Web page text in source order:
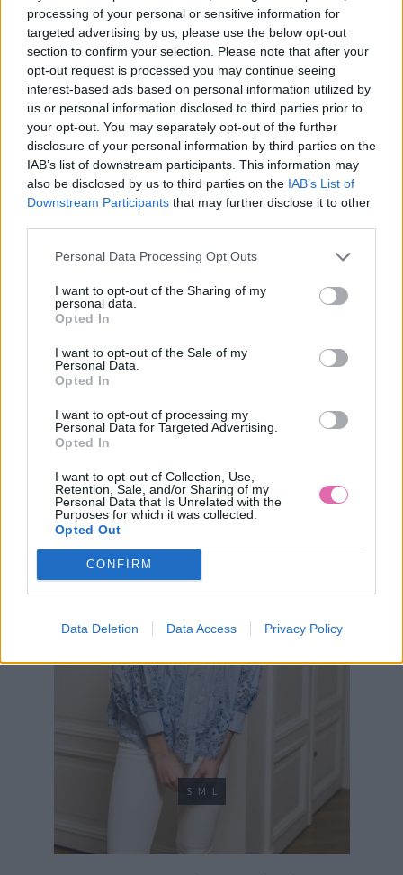
processing of your personal or sensitive information for
targeted advertising by us, please use the below opt-out
section to confirm your selection. Please note that after your
opt-out request is processed you may continue seeing
interest-based ads based on personal information utilized by
us or personal information disclosed to third parties prior to
your opt-out. You may separately opt-out of the further
disclosure of your personal information by third parties on the
IAB’s list of downstream participants. This information may
also be disclosed by us to third parties on the IAB’s List of
Downstream Participants that may further disclose it to other
Personal Data Processing Opt Outs
I want to opt-out of the Sharing of my
personal data.
Opted In
I want to opt-out of the Sale of my
Personal Data.
Opted In
I want to opt-out of processing my
Personal Data for Targeted Advertising.
Opted In
I want to opt-out of Collection, Use,
Retention, Sale, and/or Sharing of my
Personal Data that Is Unrelated with the
Purposes for which it was collected.
Opted Out
CONFIRM
Data Deletion Data Access Privacy Policy
BANNED SVETLOMODRÉ JEDNODIELNE PLAVKY S
42,90 €19,90 €
S M L